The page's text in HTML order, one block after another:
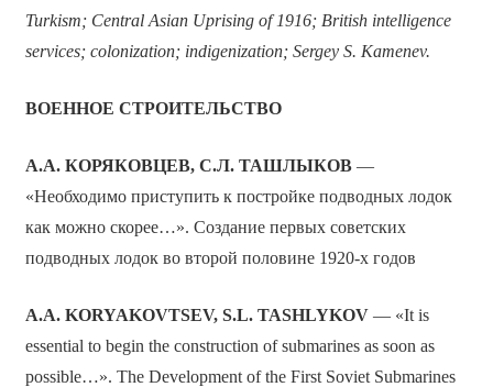
Turkism; Central Asian Uprising of 1916; British intelligence
services; colonization; indigenization; Sergey S. Kamenev.
ВОЕННОЕ СТРОИТЕЛЬСТВО
А.А. КОРЯКОВЦЕВ, С.Л. ТАШЛЫКОВ—
«Необходимо приступить к постройке подводных лодок
как можно скорее…». Создание первых советских
подводных лодок во второй половине 1920-х годов
A.A. KORYAKOVTSEV, S.L. TASHLYKOV — «It is
essential to begin the construction of submarines as soon as
possible…». The Development of the First Soviet Submarines